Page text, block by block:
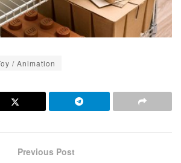
/ Animation
Previous Post